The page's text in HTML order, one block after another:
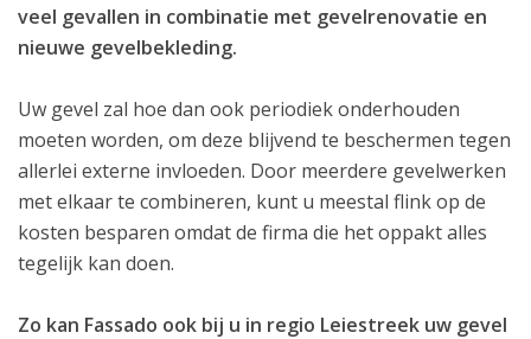
veel gevallen in combinatie met gevelrenovatie en
nieuwe gevelbekleding.
Uw gevel zal hoe dan ook periodiek onderhouden
moeten worden, om deze blijvend te beschermen tegen
allerlei externe invloeden. Door meerdere gevelwerken
met elkaar te combineren, kunt u meestal flink op de
kosten besparen omdat de firma die het oppakt alles
tegelijk kan doen.
Zo kan Fassado ook bij u in regio Leiestreek uw gevel